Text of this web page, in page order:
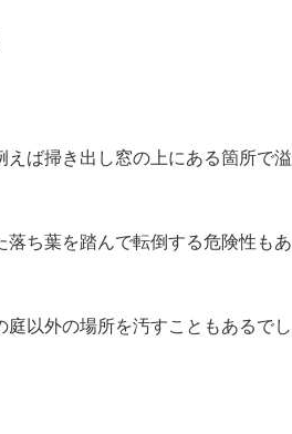
ば掃き出し窓の上にある箇所で溢
ち葉を踏んで転倒する危険性もあ
以外の場所を汚すこともあるでし